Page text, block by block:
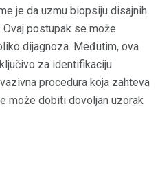
je da uzmu biopsiju disajnih
postupak se može
dijagnoza. Međutim, ova
za identifikaciju
procedura koja zahteva
može dobiti dovoljan uzorak